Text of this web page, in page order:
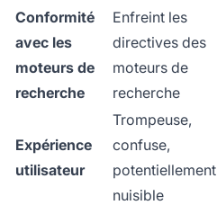
Conformité
avec les
moteurs de
recherche
Enfreint les
directives des
moteurs de
recherche
Expérience
utilisateur
Trompeuse,
confuse,
potentiellement
nuisible